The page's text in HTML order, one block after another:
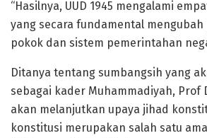
“Hasilnya, UUD 1945 mengalami
yang secara fundamental
pokok dan sistem pemerintahan
Ditanya tentang sumbangsih yang
sebagai kader Muhammadiyah, Prof
akan melanjutkan upaya jihad
konstitusi merupakan salah satu